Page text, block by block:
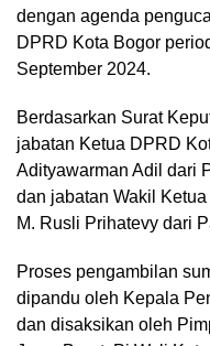
dengan agenda
DPRD Kota Bogor
September 2024.
Berdasarkan Surat
jabatan Ketua DPRD
Adityawarman Adil dari
dan jabatan Wakil
M. Rusli Prihatevy dari
Proses pengambilan
dipandu oleh Kepala
dan disaksikan oleh